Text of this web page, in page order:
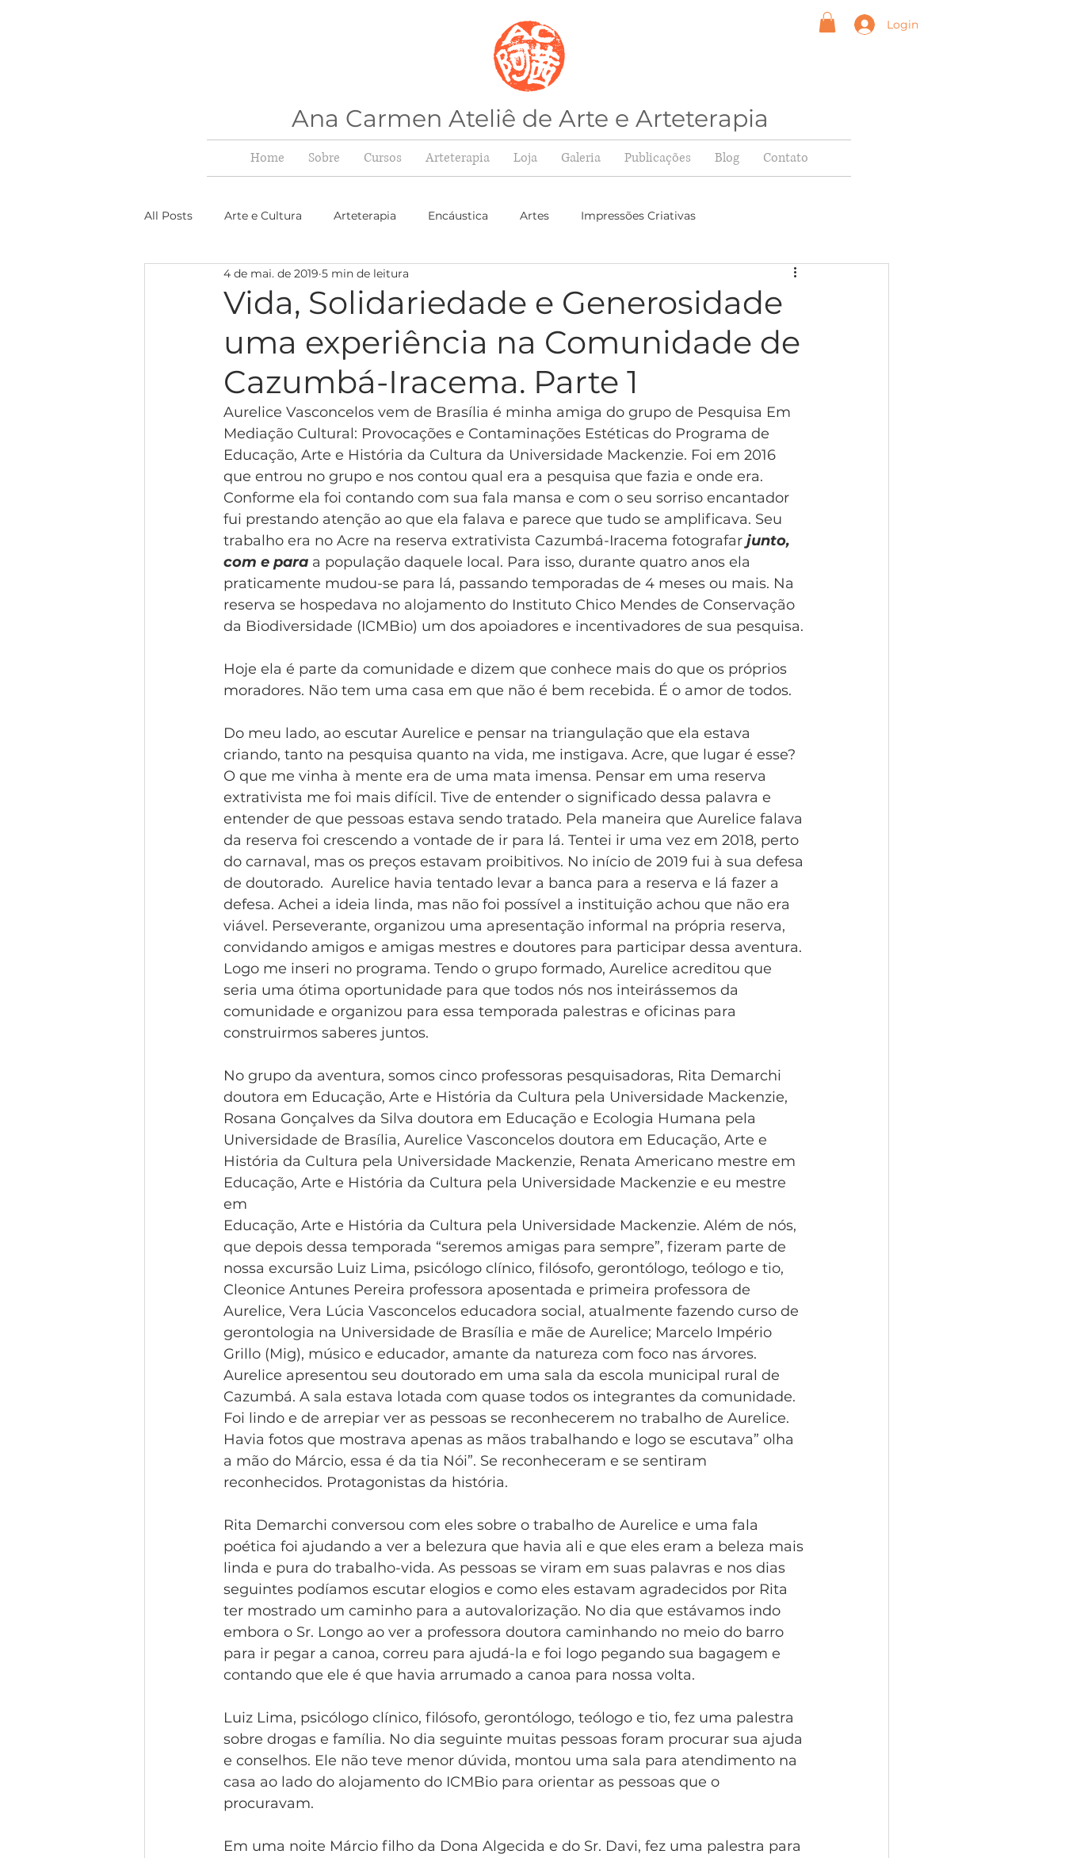
Login
Ana Carmen Ateliê de Arte e Arteterapia
Home Sobre Cursos Arteterapia Loja Galeria Publicações Blog Contato
All Posts Arte e Cultura Arteterapia Encáustica Artes Impressões Criativas
Vida, Solidariedade e Generosidade
uma experiência na Comunidade de
Cazumbá-Iracema. Parte 1
4 de mai. de 2019 5 min de leitura
Aurelice Vasconcelos vem de Brasília é minha amiga do grupo de Pesquisa Em
Mediação Cultural: Provocações e Contaminações Estéticas do Programa de
Educação, Arte e História da Cultura da Universidade Mackenzie. Foi em 2016
que entrou no grupo e nos contou qual era a pesquisa que fazia e onde era.
Conforme ela foi contando com sua fala mansa e com o seu sorriso encantador
fui prestando atenção ao que ela falava e parece que tudo se amplificava. Seu
trabalho era no Acre na reserva extrativista Cazumbá-Iracema fotografar junto,
com e para a população daquele local. Para isso, durante quatro anos ela
praticamente mudou-se para lá, passando temporadas de 4 meses ou mais. Na
reserva se hospedava no alojamento do Instituto Chico Mendes de Conservação
da Biodiversidade (ICMBio) um dos apoiadores e incentivadores de sua pesquisa.
Hoje ela é parte da comunidade e dizem que conhece mais do que os próprios
moradores. Não tem uma casa em que não é bem recebida. É o amor de todos.
Do meu lado, ao escutar Aurelice e pensar na triangulação que ela estava
criando, tanto na pesquisa quanto na vida, me instigava. Acre, que lugar é esse?
O que me vinha à mente era de uma mata imensa. Pensar em uma reserva
extrativista me foi mais difícil. Tive de entender o significado dessa palavra e
entender de que pessoas estava sendo tratado. Pela maneira que Aurelice falava
da reserva foi crescendo a vontade de ir para lá. Tentei ir uma vez em 2018, perto
do carnaval, mas os preços estavam proibitivos. No início de 2019 fui à sua defesa
de doutorado.  Aurelice havia tentado levar a banca para a reserva e lá fazer a
defesa. Achei a ideia linda, mas não foi possível a instituição achou que não era
viável. Perseverante, organizou uma apresentação informal na própria reserva,
convidando amigos e amigas mestres e doutores para participar dessa aventura.
Logo me inseri no programa. Tendo o grupo formado, Aurelice acreditou que
seria uma ótima oportunidade para que todos nós nos inteirássemos da
comunidade e organizou para essa temporada palestras e oficinas para
construirmos saberes juntos.
No grupo da aventura, somos cinco professoras pesquisadoras, Rita Demarchi
doutora em Educação, Arte e História da Cultura pela Universidade Mackenzie,
Rosana Gonçalves da Silva doutora em Educação e Ecologia Humana pela
Universidade de Brasília, Aurelice Vasconcelos doutora em Educação, Arte e
História da Cultura pela Universidade Mackenzie, Renata Americano mestre em
Educação, Arte e História da Cultura pela Universidade Mackenzie e eu mestre
em
Educação, Arte e História da Cultura pela Universidade Mackenzie. Além de nós,
que depois dessa temporada “seremos amigas para sempre”, fizeram parte de
nossa excursão Luiz Lima, psicólogo clínico, filósofo, gerontólogo, teólogo e tio,
Cleonice Antunes Pereira professora aposentada e primeira professora de
Aurelice, Vera Lúcia Vasconcelos educadora social, atualmente fazendo curso de
gerontologia na Universidade de Brasília e mãe de Aurelice; Marcelo Império
Grillo (Mig), músico e educador, amante da natureza com foco nas árvores.
Aurelice apresentou seu doutorado em uma sala da escola municipal rural de
Cazumbá. A sala estava lotada com quase todos os integrantes da comunidade.
Foi lindo e de arrepiar ver as pessoas se reconhecerem no trabalho de Aurelice.
Havia fotos que mostrava apenas as mãos trabalhando e logo se escutava” olha
a mão do Márcio, essa é da tia Nói”. Se reconheceram e se sentiram
reconhecidos. Protagonistas da história.
Rita Demarchi conversou com eles sobre o trabalho de Aurelice e uma fala
poética foi ajudando a ver a belezura que havia ali e que eles eram a beleza mais
linda e pura do trabalho-vida. As pessoas se viram em suas palavras e nos dias
seguintes podíamos escutar elogios e como eles estavam agradecidos por Rita
ter mostrado um caminho para a autovalorização. No dia que estávamos indo
embora o Sr. Longo ao ver a professora doutora caminhando no meio do barro
para ir pegar a canoa, correu para ajudá-la e foi logo pegando sua bagagem e
contando que ele é que havia arrumado a canoa para nossa volta.
Luiz Lima, psicólogo clínico, filósofo, gerontólogo, teólogo e tio, fez uma palestra
sobre drogas e família. No dia seguinte muitas pessoas foram procurar sua ajuda
e conselhos. Ele não teve menor dúvida, montou uma sala para atendimento na
casa ao lado do alojamento do ICMBio para orientar as pessoas que o
procuravam.
Em uma noite Márcio filho da Dona Algecida e do Sr. Davi, fez uma palestra para